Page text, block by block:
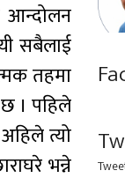
आन्दोलन
सबैलाई
तहमा
। पहिले
त्यो
भन्ने